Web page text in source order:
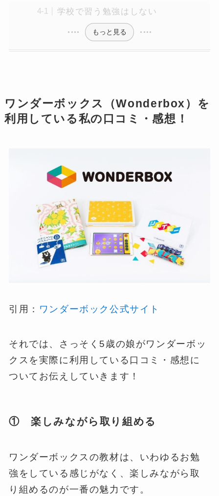
学校で習う勉強はしない
もっと見る
ワンダーボックス（Wonderbox）を
利用している私の口コミ・感想！
引用： ワンダーボック公式サイト
それでは、さっそく5歳の娘がワンダーボッ
クスを実際に利用している口コミ・感想に
ついてお伝えしていきます！
① 楽しみながら取り組める
ワンダーボックスの教材は、いわゆるお勉
強をしている感じがなく、楽しみながら取
り組めるのが一番の魅力です。